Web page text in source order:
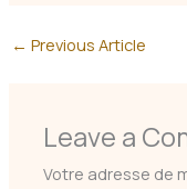
← Previous Article
Leave a
Votre adresse de